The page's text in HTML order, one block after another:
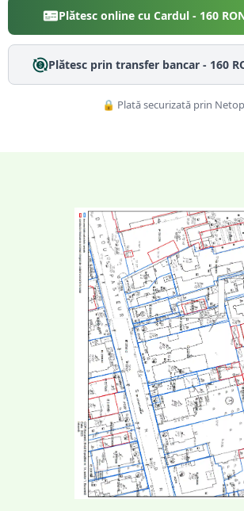
Plătesc online cu Cardul - 160
Plătesc prin transfer bancar - 160
🔒 Plată securizată prin